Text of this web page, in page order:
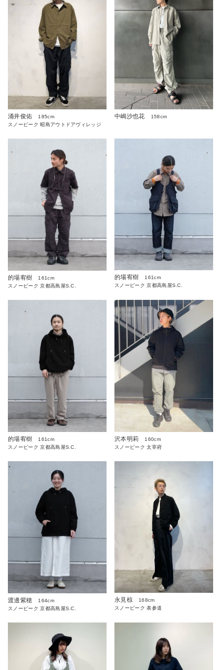
涌井俊佑
185cm
スノーピーク 昭島アウトドアヴィレッジ
中嶋沙也花 158cm
的場宥樹
161cm
スノーピーク 京都高島屋S.C.
的場宥樹
161cm
スノーピーク 京都高島屋S.C.
的場宥樹
161cm
スノーピーク 京都高島屋S.C.
沢本明莉
160cm
スノーピーク 太宰府
渡邊紫穂
164cm
スノーピーク 京都高島屋S.C.
永見椋
168cm
スノーピーク 表参道